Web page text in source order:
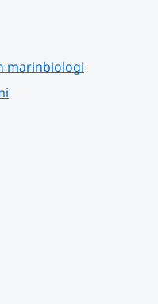
marinbiologi